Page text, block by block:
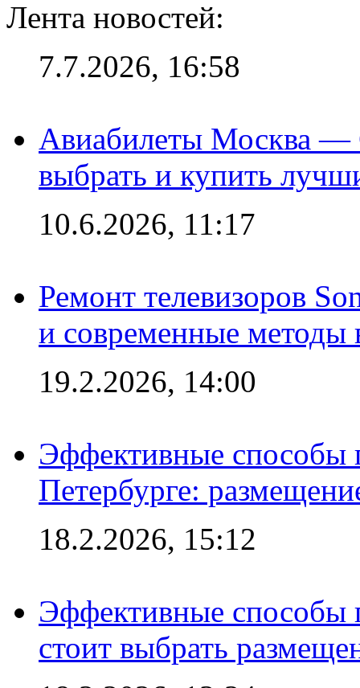
Лента новостей:
7.7.2026, 16:58
Авиабилеты Москва —
выбрать и купить
10.6.2026, 11:17
Ремонт телевизоров
и современные методы
19.2.2026, 14:00
Эффективные способы
Петербурге:
18.2.2026, 15:12
Эффективные способы
стоит выбрать